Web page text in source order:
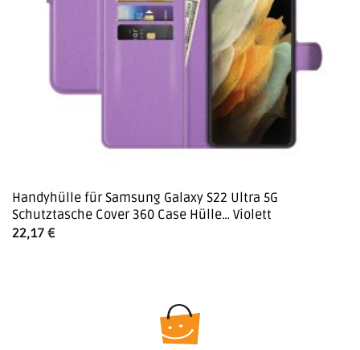
Handyhülle für Samsung Galaxy S22 Ultra 5G
Schutztasche Cover 360 Case Hülle… Violett
22,17 €